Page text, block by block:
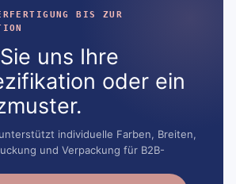
BIS ZUR
uns Ihre
oder ein
unterstützt individuelle Farben, Breiten,
und Verpackung für B2B-